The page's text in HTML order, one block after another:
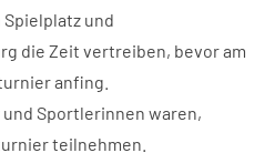
und
die Zeit vertreiben, bevor am
anfing.
Sportlerinnen waren,
teilnehmen.